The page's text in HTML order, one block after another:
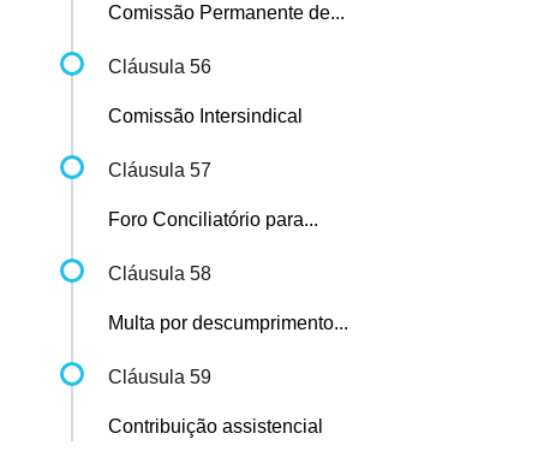
Comissão Permanente de...
Cláusula 56
Comissão Intersindical
Cláusula 57
Foro Conciliatório para...
Cláusula 58
Multa por descumprimento...
Cláusula 59
Contribuição assistencial